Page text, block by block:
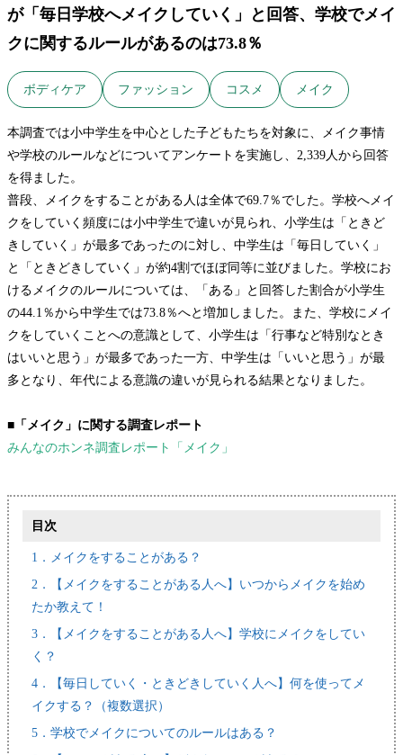
が「毎日学校へメイクしていく」と回答、学校でメイ
クに関するルールがあるのは73.8％
ボディケア ファッション コスメ メイク
本調査では小中学生を中心とした子どもたちを対象に、メイク事情
や学校のルールなどについてアンケートを実施し、2,339人から回答
を得ました。
普段、メイクをすることがある人は全体で69.7％でした。学校へメイ
クをしていく頻度には小中学生で違いが見られ、小学生は「ときど
きしていく」が最多であったのに対し、中学生は「毎日していく」
と「ときどきしていく」が約4割でほぼ同等に並びました。学校にお
けるメイクのルールについては、「ある」と回答した割合が小学生
の44.1％から中学生では73.8％へと増加しました。また、学校にメイ
クをしていくことへの意識として、小学生は「行事など特別なとき
はいいと思う」が最多であった一方、中学生は「いいと思う」が最
多となり、年代による意識の違いが見られる結果となりました。
■「メイク」に関する調査レポート
みんなのホンネ調査レポート「メイク」
目次
1．メイクをすることがある？
2．【メイクをすることがある人へ】いつからメイクを始め
たか教えて！
3．【メイクをすることがある人へ】学校にメイクをしてい
く？
4．【毎日していく・ときどきしていく人へ】何を使ってメ
イクする？（複数選択）
5．学校でメイクについてのルールはある？